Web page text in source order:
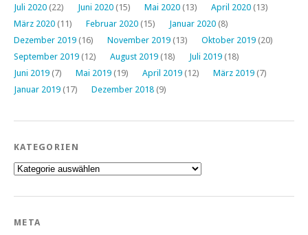
Juli 2020 (22) Juni 2020 (15) Mai 2020 (13) April 2020 (13)
März 2020 (11) Februar 2020 (15) Januar 2020 (8)
Dezember 2019 (16) November 2019 (13) Oktober 2019 (20)
September 2019 (12) August 2019 (18) Juli 2019 (18)
Juni 2019 (7) Mai 2019 (19) April 2019 (12) März 2019 (7)
Januar 2019 (17) Dezember 2018 (9)
KATEGORIEN
Kategorien
META